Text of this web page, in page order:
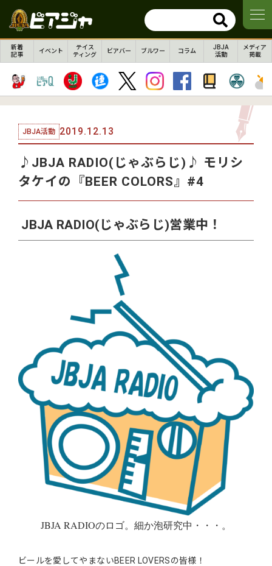
新着
記事
イベント
テイス
ティング
ビアバー ブルワー コラム
JBJA
活動
メディア
掲載
JBJA活動 2019.12.13
♪JBJA RADIO(じゃぶらじ)♪ モリシ
タケイの『BEER COLORS』#4
JBJA RADIO(じゃぶらじ)営業中！
JBJA RADIOのロゴ。細か泡研究中・・・。
ビールを愛してやまないBEER LOVERSの皆様！